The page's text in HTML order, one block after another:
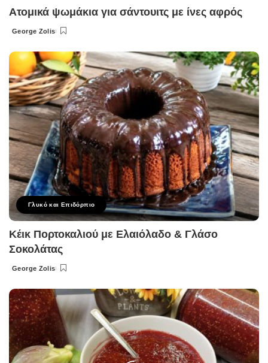
Ατομικά ψωμάκια για σάντουιτς με ίνες αφρός
Posted
George Zolis
Γλυκό και Επιδόρπιο
Κέικ Πορτοκαλιού με Ελαιόλαδο & Γλάσο
Σοκολάτας
Posted
George Zolis